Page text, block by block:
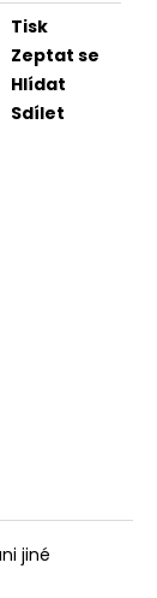
Tisk
Zeptat se
Hlídat
Sdílet
jiné